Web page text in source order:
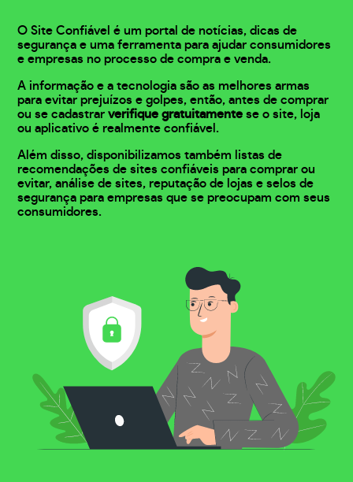
O Site Confiável é um portal de notícias, dicas de
segurança e uma ferramenta para ajudar consumidores
e empresas no processo de compra e venda.
A informação e a tecnologia são as melhores armas
para evitar prejuízos e golpes, então, antes de comprar
ou se cadastrarverifique gratuitamente se o site, loja
ou aplicativo é realmente confiável.
Além disso, disponibilizamos também listas de
recomendações de sites confiáveis para comprar ou
evitar, análise de sites, reputação de lojas e selos de
segurança para empresas que se preocupam com seus
consumidores.